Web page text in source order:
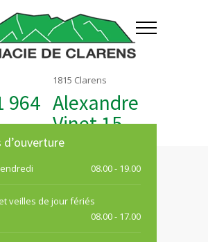
964
1815 Clarens
Alexandre
Vinet 15
d’ouverture
08.00 - 19.00
veilles de jour fériés
08.00 - 17.00